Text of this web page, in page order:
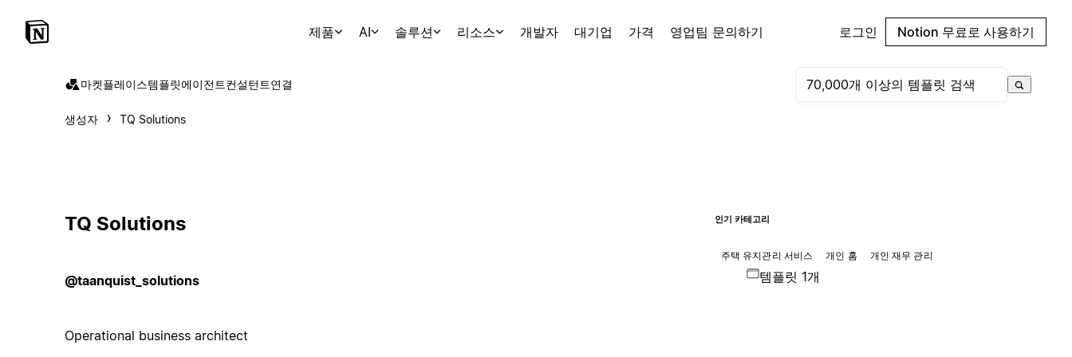
제품 AI 솔루션 리소스 개발자 대기업 가격 영업팀 문의하기 로그인 Notion 무료로 사용하기
마켓플레이스템플릿에이전트컨설턴트연결
생성자 TQ Solutions
TQ Solutions
@taanquist_solutions
Operational business architect
인기 카테고리
주택 유지관리 서비스 개인 홈 개인 재무 관리
템플릿 1개